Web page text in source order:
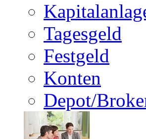
Tagesgeld
Festgeld
Konten
Depot/